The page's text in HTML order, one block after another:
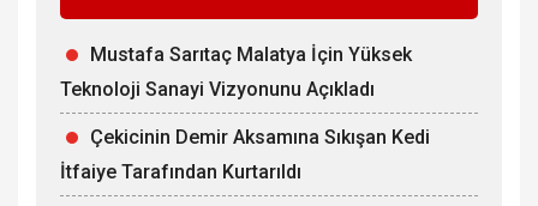
Mustafa Sarıtaç Malatya İçin Yüksek
Teknoloji Sanayi Vizyonunu Açıkladı
Çekicinin Demir Aksamına Sıkışan Kedi
İtfaiye Tarafından Kurtarıldı